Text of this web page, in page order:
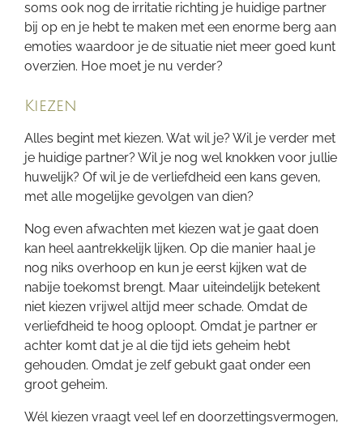
soms ook nog de irritatie richting je huidige partner
bij op en je hebt te maken met een enorme berg aan
emoties waardoor je de situatie niet meer goed kunt
overzien. Hoe moet je nu verder?
Kiezen
Alles begint met kiezen. Wat wil je? Wil je verder met
je huidige partner? Wil je nog wel knokken voor jullie
huwelijk? Of wil je de verliefdheid een kans geven,
met alle mogelijke gevolgen van dien?
Nog even afwachten met kiezen wat je gaat doen
kan heel aantrekkelijk lijken. Op die manier haal je
nog niks overhoop en kun je eerst kijken wat de
nabije toekomst brengt. Maar uiteindelijk betekent
niet kiezen vrijwel altijd meer schade. Omdat de
verliefdheid te hoog oploopt. Omdat je partner er
achter komt dat je al die tijd iets geheim hebt
gehouden. Omdat je zelf gebukt gaat onder een
groot geheim.
Wél kiezen vraagt veel lef en doorzettingsvermogen,